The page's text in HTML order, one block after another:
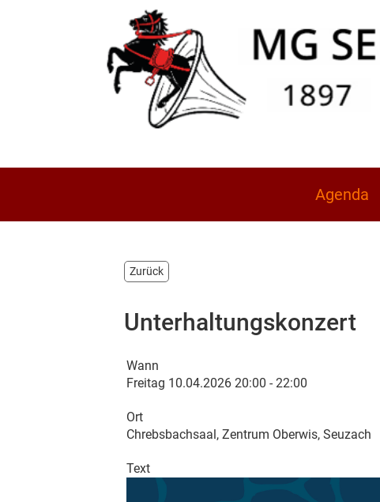
Agenda
Zurück
Unterhaltungskonzert
Wann
Freitag 10.04.2026 20:00 - 22:00
Ort
Chrebsbachsaal, Zentrum Oberwis, Seuzach
Text